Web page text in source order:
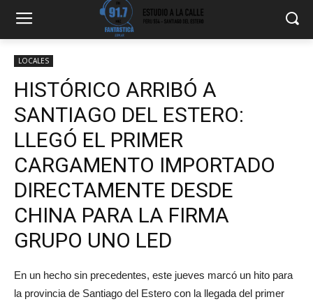
LOCALES
HISTÓRICO ARRIBÓ A
SANTIAGO DEL ESTERO:
LLEGÓ EL PRIMER
CARGAMENTO IMPORTADO
DIRECTAMENTE DESDE
CHINA PARA LA FIRMA
GRUPO UNO LED
En un hecho sin precedentes, este jueves marcó un hito para
la provincia de Santiago del Estero con la llegada del primer